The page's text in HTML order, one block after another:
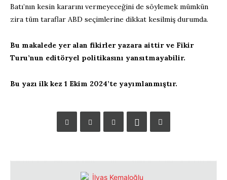
Batı’nın kesin kararını vermeyeceğini de söylemek mümkün
zira tüm taraflar ABD seçimlerine dikkat kesilmiş durumda.
Bu makalede yer alan fikirler yazara aittir ve Fikir
Turu’nun editöryel politikasını yansıtmayabilir.
Bu yazı ilk kez 1 Ekim 2024’te yayımlanmıştır.